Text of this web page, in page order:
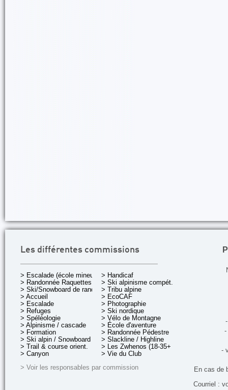
Les différentes commissions
> Escalade (école mineurs)
> Randonnée Raquettes
> Ski/Snowboard de rando.
> Accueil
> Escalade
> Refuges
> Spéléologie
> Alpinisme / cascade
> Formation
> Ski alpin / Snowboard
> Trail & course orient.
> Canyon
> Handicaf
> Ski alpinisme compét.
> Tribu alpine
> EcoCAF
> Photographie
> Ski nordique
> Vélo de Montagne
> École d'aventure
> Randonnée Pédestre
> Slackline / Highline
> Les Zwhenos (18-35+ ans)
> Vie du Club
> Voir les responsables par commission
-
-
En cas de
Courriel :